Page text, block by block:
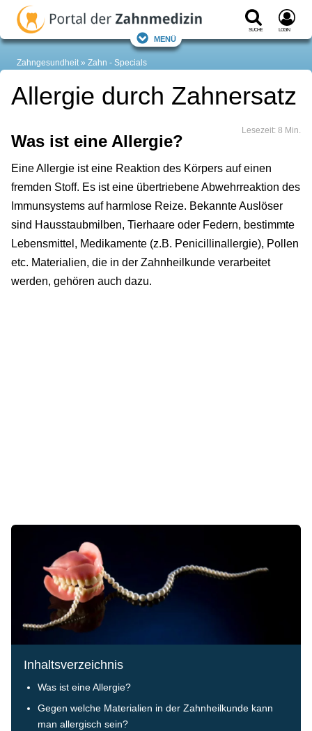
Suche Login
Menü
Zahngesundheit Zahn - Specials
Allergie durch Zahnersatz
Lesezeit: 8 Min.
Was ist eine Allergie?
Eine Allergie ist eine Reaktion des Körpers auf einen
fremden Stoff. Es ist eine übertriebene Abwehrreaktion des
Immunsystems auf harmlose Reize. Bekannte Auslöser
sind Hausstaubmilben, Tierhaare oder Federn, bestimmte
Lebensmittel, Medikamente (z.B. Penicillinallergie), Pollen
etc. Materialien, die in der Zahnheilkunde verarbeitet
werden, gehören auch dazu.
Inhaltsverzeichnis
Was ist eine Allergie?
Gegen welche Materialien in der Zahnheilkunde kann
man allergisch sein?